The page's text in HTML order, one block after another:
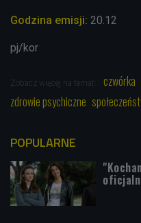
Godzina emisji: 20.12
pj/kor
Zobacz więcej na temat: czwórka
zdrowie psychiczne
POPULARNE